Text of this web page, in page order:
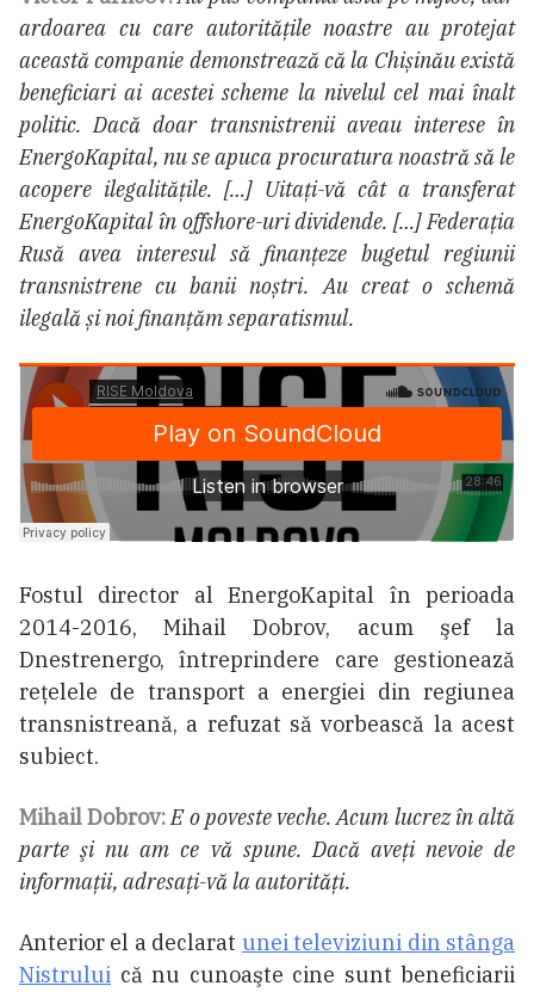
ardoarea cu care autoritățile noastre au protejat
această companie demonstrează că la Chișinău există
beneficiari ai acestei scheme la nivelul cel mai înalt
politic. Dacă doar transnistrenii aveau interese în
EnergoKapital, nu se apuca procuratura noastră să le
acopere ilegalitățile. […] Uitați-vă cât a transferat
EnergoKapital în offshore-uri dividende. […] Federația
Rusă avea interesul să finanțeze bugetul regiunii
transnistrene cu banii noștri. Au creat o schemă
ilegală și noi finanțăm separatismul.
Fostul director al EnergoKapital în perioada
2014-2016, Mihail Dobrov, acum şef la
Dnestrenergo, întreprindere care gestionează
reţelele de transport a energiei din regiunea
transnistreană, a refuzat să vorbească la acest
subiect.
Mihail Dobrov:E o poveste veche. Acum lucrez în altă
parte şi nu am ce vă spune. Dacă aveţi nevoie de
informaţii, adresaţi-vă la autorităţi.
Anterior el a declarat unei televiziuni din stânga
Nistrului că nu cunoaşte cine sunt beneficiarii